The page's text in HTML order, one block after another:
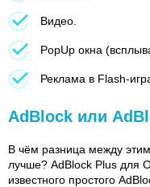
Видео.
PopUp окна
Реклама в Flash-
AdBlock или
В чём разница между
лучше? AdBlock Plus для
известного простого